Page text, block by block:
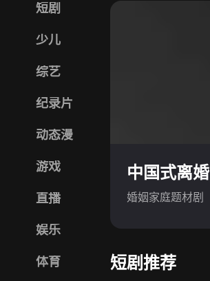
短剧
少儿
综艺
纪录片
动态漫
游戏
直播
娱乐
体育
中国式离婚
婚姻家庭题材剧
短剧推荐